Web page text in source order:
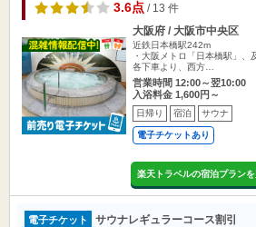
3.6点 / 13 件
大阪府 / 大阪市中央区
近鉄日本橋駅242m
・大阪メトロ「日本橋駅」、
各下車より、西方…
営業時間 12:00～翌10:00
入浴料金 1,600円～
日帰り 宿泊 サウナ
電子チケットあり
楽天トラベルの宿泊プランを
電子チケット サウナレギュラーコース割引